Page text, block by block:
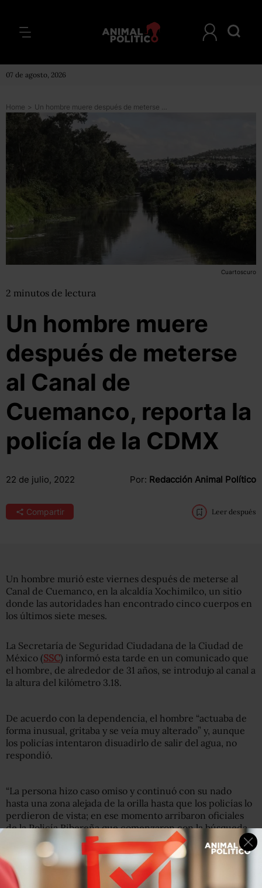
07 de agosto, 2026
Home > Un hombre muere después de meterse al Canal de Cuemanco, reporta la policía de la CDMX
Cuartoscuro
2 minutos de lectura
Un hombre muere
después de meterse
al Canal de
Cuemanco, reporta la
policía de la CDMX
22 de julio, 2022 Por: Redacción Animal Político
Compartir Leer después
Un hombre murió este viernes después de meterse al
Canal de Cuemanco, en la alcaldía Xochimilco, un sitio
donde las autoridades han encontrado cinco cuerpos en
los últimos siete meses.
La Secretaría de Seguridad Ciudadana de la Ciudad de
México (SSC) informó esta tarde en un comunicado que
el hombre, de alrededor de 31 años, se introdujo al canal a
la altura del kilómetro 3.18.
De acuerdo con la dependencia, el hombre “actuaba de
forma inusual, gritaba y se veía muy alterado” y, aunque
los policías intentaron disuadirlo de salir del agua, no
respondió.
“La persona hizo caso omiso y continuó con su nado
hasta una zona alejada de la orilla hasta que los policías lo
perdieron de vista; en ese momento arribaron oficiales
de la Policía Ribereña que comenzaron con la búsqueda
con una lancha especializada y, en coordinación con
personal del Instituto del Deporte, localizaron el cuerpo
del joven”, indicó la SSC.